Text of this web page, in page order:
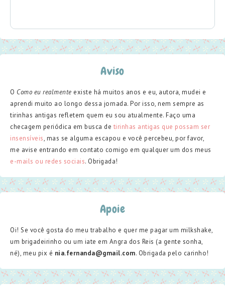
Aviso
O Como eu realmente existe há muitos anos e eu, autora, mudei e
aprendi muito ao longo dessa jornada. Por isso, nem sempre as
tirinhas antigas refletem quem eu sou atualmente. Faço uma
checagem periódica em busca de tirinhas antigas que possam ser
insensíveis, mas se alguma escapou e você percebeu, por favor,
me avise entrando em contato comigo em qualquer um dos meus
e-mails ou redes sociais. Obrigada!
Apoie
Oi! Se você gosta do meu trabalho e quer me pagar um milkshake,
um brigadeirinho ou um iate em Angra dos Reis (a gente sonha,
né), meu pix é nia.fernanda@gmail.com. Obrigada pelo carinho!